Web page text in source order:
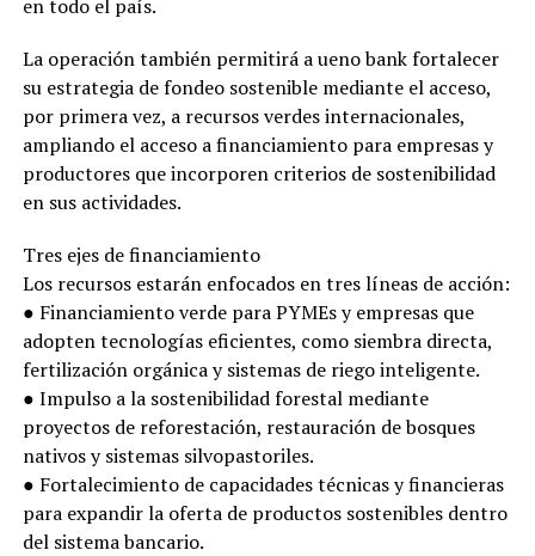
en todo el país.
La operación también permitirá a ueno bank fortalecer
su estrategia de fondeo sostenible mediante el acceso,
por primera vez, a recursos verdes internacionales,
ampliando el acceso a financiamiento para empresas y
productores que incorporen criterios de sostenibilidad
en sus actividades.
Tres ejes de financiamiento
Los recursos estarán enfocados en tres líneas de acción:
● Financiamiento verde para PYMEs y empresas que
adopten tecnologías eficientes, como siembra directa,
fertilización orgánica y sistemas de riego inteligente.
● Impulso a la sostenibilidad forestal mediante
proyectos de reforestación, restauración de bosques
nativos y sistemas silvopastoriles.
● Fortalecimiento de capacidades técnicas y financieras
para expandir la oferta de productos sostenibles dentro
del sistema bancario.